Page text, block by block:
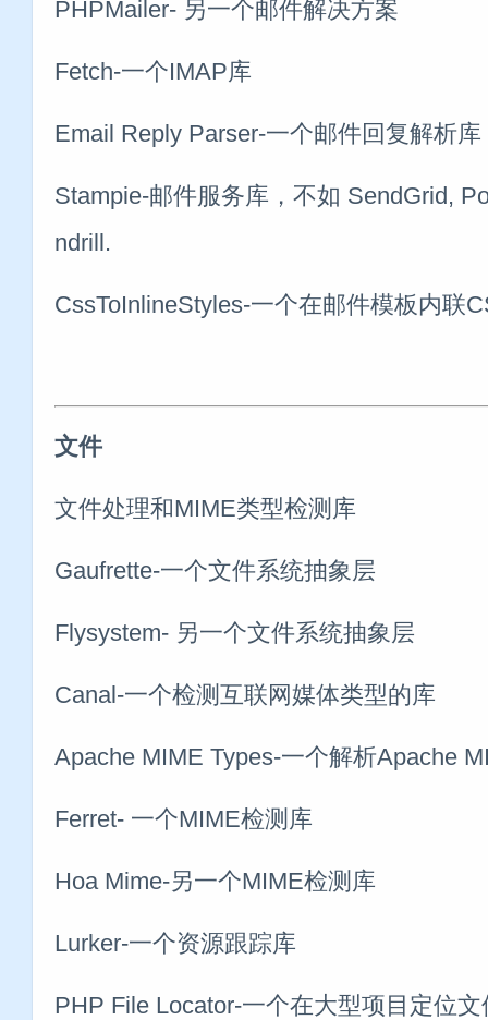
PHPMailer- 另一个邮件解决方案
Fetch-一个IMAP库
Email Reply Parser-一个邮件回复解析库
Stampie-邮件服务库，不如 SendGrid,
ndrill.
CssToInlineStyles-一个在邮件模板内联
文件
文件处理和MIME类型检测库
Gaufrette-一个文件系统抽象层
Flysystem- 另一个文件系统抽象层
Canal-一个检测互联网媒体类型的库
Apache MIME Types-一个解析Apache
Ferret- 一个MIME检测库
Hoa Mime-另一个MIME检测库
Lurker-一个资源跟踪库
PHP File Locator-一个在大型项目定位